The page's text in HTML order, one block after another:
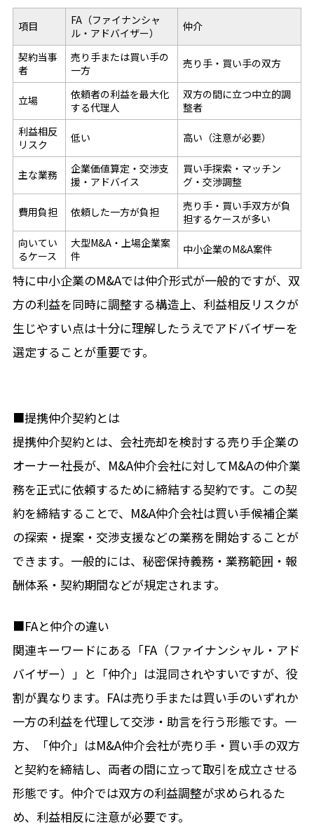
項目
FA（ファイナンシャ
ル・アドバイザー）
仲介
契約当事
者
売り手または買い手の
一方
売り手・買い手の双方
立場
依頼者の利益を最大化
する代理人
双方の間に立つ中立的調
整者
利益相反
リスク
低い 高い（注意が必要）
主な業務
企業価値算定・交渉支
援・アドバイス
買い手探索・マッチン
グ・交渉調整
費用負担 依頼した一方が負担
売り手・買い手双方が負
担するケースが多い
向いてい
るケース
大型M&A・上場企業案
件
中小企業のM&A案件
特に中小企業のM&Aでは仲介形式が一般的ですが、双
方の利益を同時に調整する構造上、利益相反リスクが
生じやすい点は十分に理解したうえでアドバイザーを
選定することが重要です。
■提携仲介契約とは
提携仲介契約とは、会社売却を検討する売り手企業の
オーナー社長が、M&A仲介会社に対してM&Aの仲介業
務を正式に依頼するために締結する契約です。この契
約を締結することで、M&A仲介会社は買い手候補企業
の探索・提案・交渉支援などの業務を開始することが
できます。一般的には、秘密保持義務・業務範囲・報
酬体系・契約期間などが規定されます。
■FAと仲介の違い
関連キーワードにある「FA（ファイナンシャル・アド
バイザー）」と「仲介」は混同されやすいですが、役
割が異なります。FAは売り手または買い手のいずれか
一方の利益を代理して交渉・助言を行う形態です。一
方、「仲介」はM&A仲介会社が売り手・買い手の双方
と契約を締結し、両者の間に立って取引を成立させる
形態です。仲介では双方の利益調整が求められるた
め、利益相反に注意が必要です。